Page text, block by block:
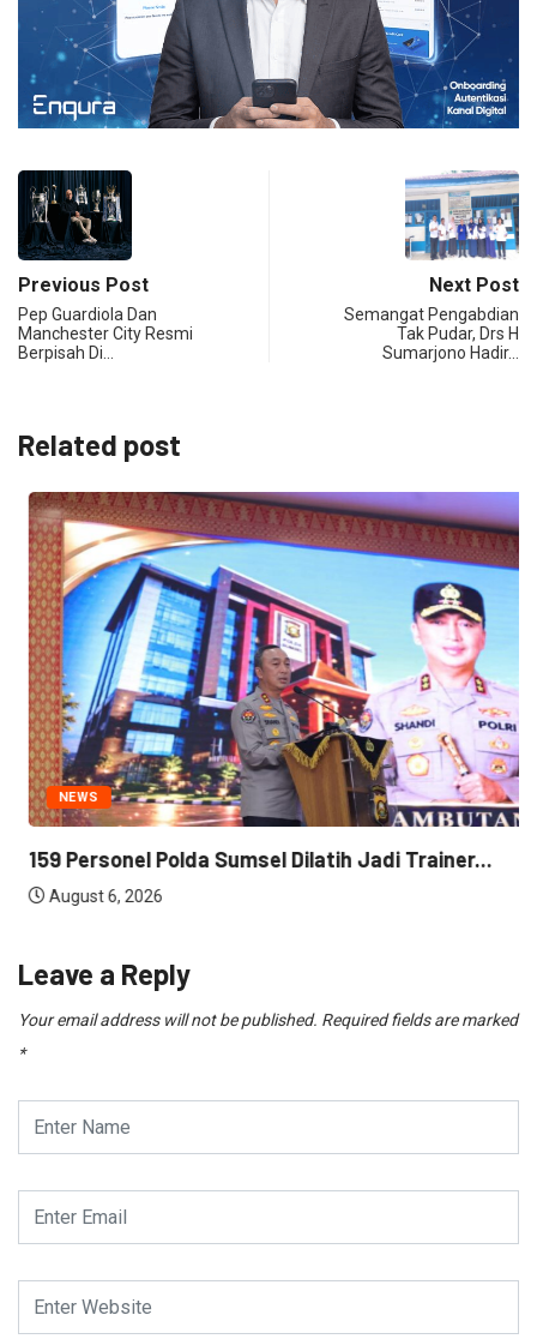
Previous Post
Pep Guardiola Dan
Manchester City Resmi
Berpisah Di…
Next Post
Semangat Pengabdian
Tak Pudar, Drs H
Sumarjono Hadir…
Related post
NEWS
159 Personel Polda Sumsel Dilatih Jadi Trainer...
August 6, 2026
Leave a Reply
Your email address will not be published. Required fields are marked
*